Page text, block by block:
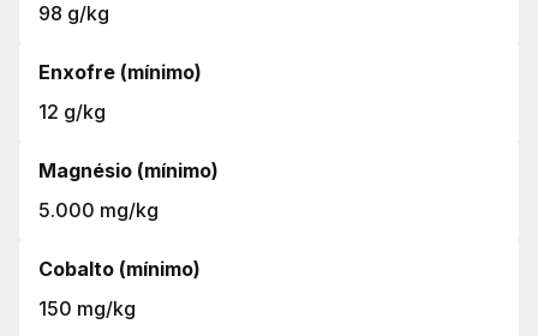
98 g/kg
Enxofre (mínimo)
12 g/kg
Magnésio (mínimo)
5.000 mg/kg
Cobalto (mínimo)
150 mg/kg